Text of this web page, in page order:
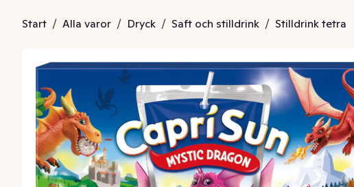
Start / Alla varor / Dryck / Saft och stilldrink / Stilldrink tetra
Dragon 10-p